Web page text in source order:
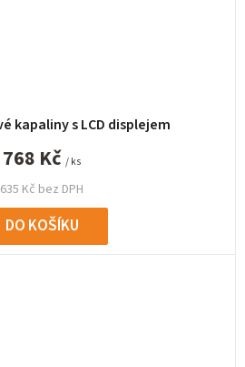
kapaliny s LCD displejem
635 Kč bez DPH
768 Kč / ks
DO KOŠÍKU